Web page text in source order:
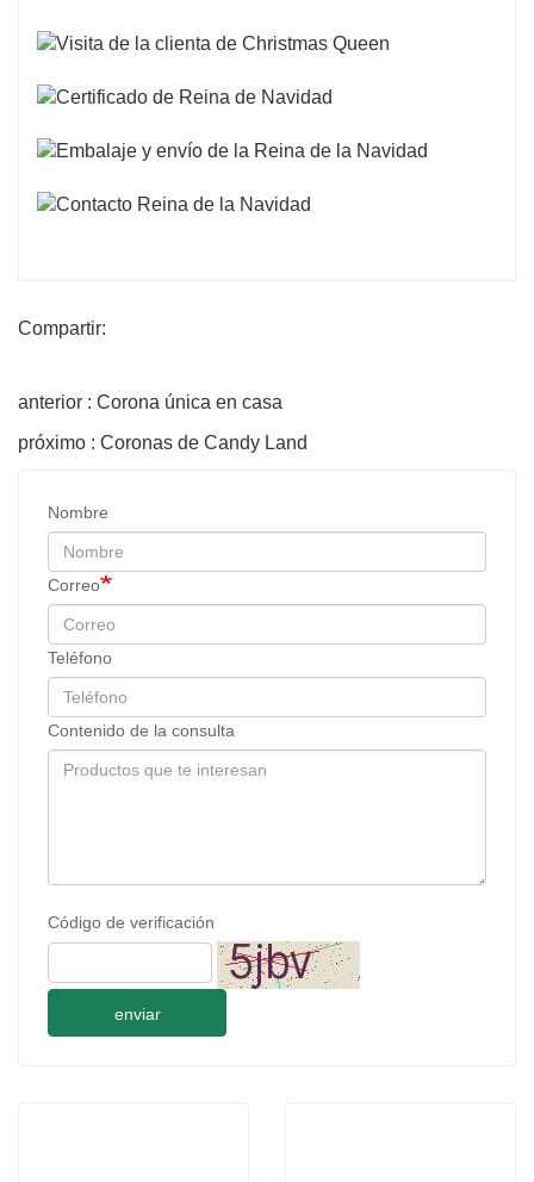
Compartir:
anterior : Corona única en casa
próximo : Coronas de Candy Land
Nombre
Correo
Teléfono
Contenido de la consulta
Código de verificación
enviar